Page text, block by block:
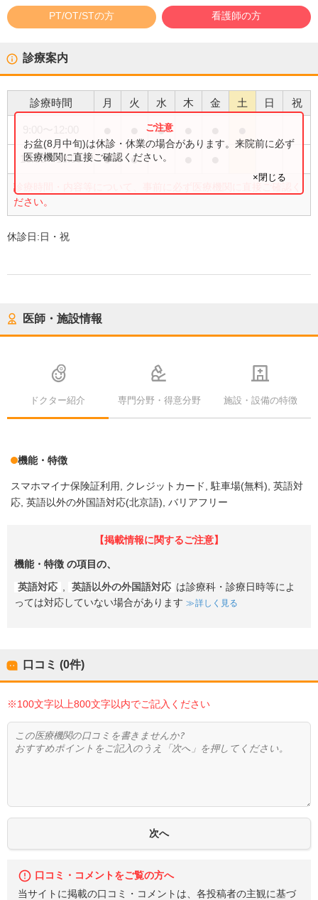
PT/OT/STの方 看護師の方
診療案内
診療時間 月 火 水 木 金 土 日 祝
●
16:00〜18:00 ● ●
診療時間・内容等について、事前に必ず医療機関に直接ご確認く
ださい。
お盆(8月中旬)は休診・休業の場合があります。来院前に必ず
医療機関に直接ご確認ください。
×閉じる
休診日:日・祝
医師・施設情報
ドクター紹介 専門分野・得意分野 施設・設備の特徴
機能・特徴
スマホマイナ保険証利用 クレジットカード 駐車場(無料) 英語対
応 英語以外の外国語対応(北京語) バリアフリー
【掲載情報に関するご注意】
機能・特徴 の項目の、
英語対応 英語以外の外国語対応 は診療科・診療日時等によ
っては対応していない場合があります
詳しく見る
口コミ (0件)
※100文字以上800文字以内でご記入ください
口コミ・コメントをご覧の方へ
当サイトに掲載の口コミ・コメントは、各投稿者の主観に基づ